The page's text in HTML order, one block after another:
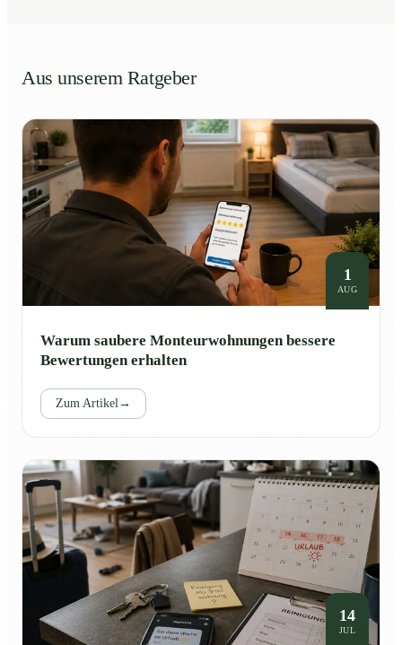
Aus unserem Ratgeber
1
AUG
Warum saubere Monteurwohnungen bessere
Bewertungen erhalten
Zum Artikel →
14
JUL